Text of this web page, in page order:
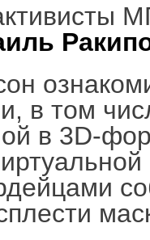
в том
в 3D-